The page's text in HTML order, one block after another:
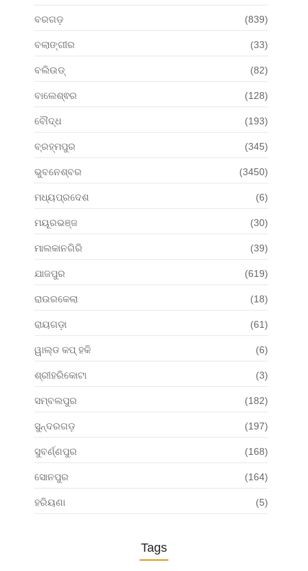
ବରଗଡ଼ (839)
ବଲାଙ୍ଗୀର (33)
ବଲିଉଡ୍ (82)
ବାଲେଶ୍ଵର (128)
ବୌଦ୍ଧ (193)
ବ୍ରହ୍ମପୁର (345)
ଭୁବନେଶ୍ବର (3450)
ମଧ୍ୟପ୍ରଦେଶ (6)
ମୟୂରଭଞ୍ଜ (30)
ମାଲକାନଗିରି (39)
ଯାଜପୁର (619)
ରାଉରକେଲା (18)
ରାୟଗଡ଼ା (61)
ୱାଲ୍ଡ କପ୍ ହକି (6)
ଶ୍ରୀହରିକୋଟା (3)
ସମ୍ବଲପୁର (182)
ସୁନ୍ଦରଗଡ଼ (197)
ସୁବର୍ଣ୍ଣପୁର (168)
ସୋନପୁର (164)
ହରିୟଣା (5)
Tags